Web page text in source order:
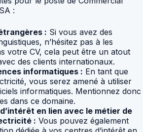
:
: Si vous avez des
n’hésitez pas à les
votre CV, cela peut être un atout
des clients internationaux.
informatiques : En tant que
vous serez amené à utiliser
informatiques. Mentionnez donc
dans ce domaine.
en lien avec le métier de
: Vous pouvez également